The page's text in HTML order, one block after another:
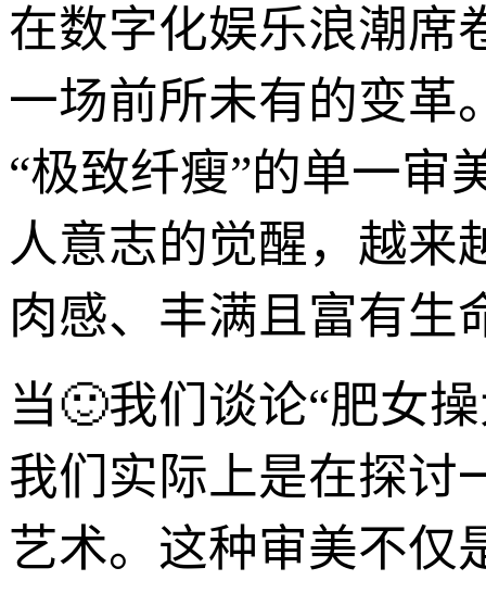
在数字化娱乐浪潮席
一场前所未有的变革
“极致纤瘦”的单一审
人意志的觉醒，越来
肉感、丰满且富有生
当🙂我们谈论“肥女
我们实际上是在探讨
艺术。这种审美不仅